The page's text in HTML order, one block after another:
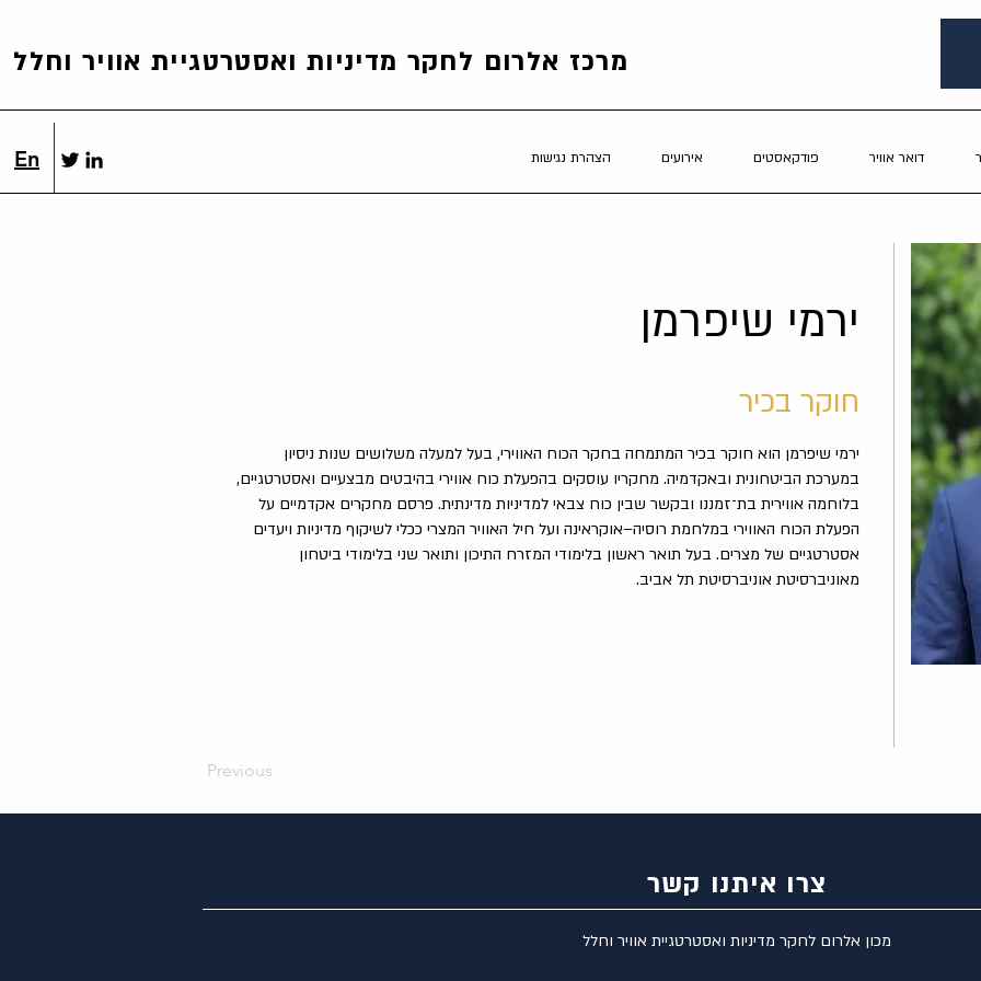
מרכז אלרום לחקר מדיניות ואסטרטגיית אוויר וחלל
En דואר אוויר פודקאסטים אירועים הצהרת נגישות
ירמי שיפרמן
חוקר בכיר
ירמי שיפרמן הוא חוקר בכיר המתמחה בחקר הכוח האווירי, בעל למעלה משלושים שנות ניסיון
במערכת הביטחונית ובאקדמיה. מחקריו עוסקים בהפעלת כוח אווירי בהיבטים מבצעיים ואסטרטגיים,
בלוחמה אווירית בת־זמננו ובקשר שבין כוח צבאי למדיניות מדינתית. פרסם מחקרים אקדמיים על
הפעלת הכוח האווירי במלחמת רוסיה–אוקראינה ועל חיל האוויר המצרי ככלי לשיקוף מדיניות ויעדים
אסטרטגיים של מצרים. בעל תואר ראשון בלימודי המזרח התיכון ותואר שני בלימודי ביטחון
מאוניברסיטת אוניברסיטת תל אביב.
Previous
צרו איתנו קשר
מכון אלרום לחקר מדיניות ואסטרטגיית אוויר וחלל